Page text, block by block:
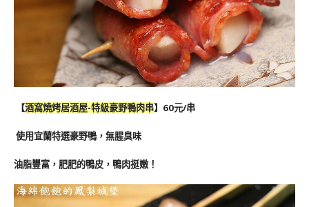
【酒窩燒烤居酒屋-特級豪野鴨肉串】60元/串
使用宜蘭特選豪野鴨，無腥臭味
油脂豐富，肥肥的鴨皮，鴨肉挺嫩！